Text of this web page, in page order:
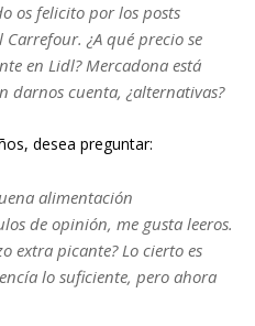
os felicito por los posts
¿A qué precio se
en Lidl? Mercadona está
darnos cuenta, ¿alternativas?
desea preguntar:
alimentación
de opinión, me gusta leeros.
extra picante? Lo cierto es
lo suficiente, pero ahora